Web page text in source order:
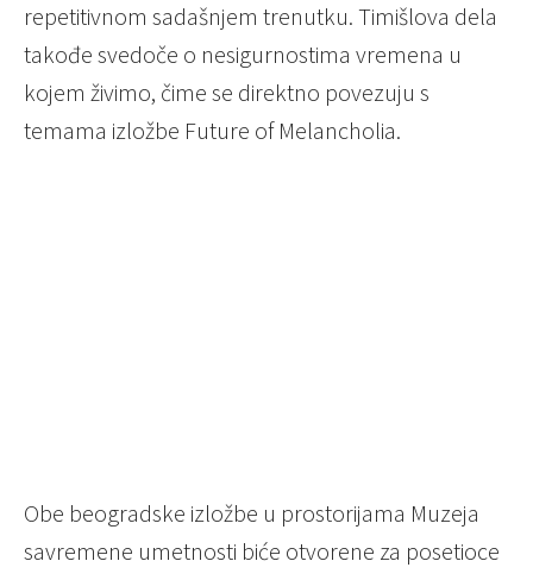
repetitivnom sadašnjem trenutku. Timišlova dela
takođe svedoče o nesigurnostima vremena u
kojem živimo, čime se direktno povezuju s
temama izložbe Future of Melancholia.
Obe beogradske izložbe u prostorijama Muzeja
savremene umetnosti biće otvorene za posetioce